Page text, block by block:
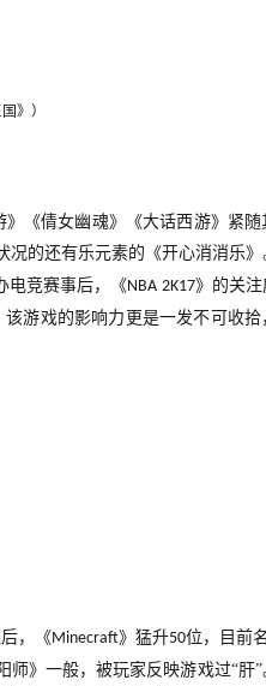
》）
《倩女幽魂》《大话西游》紧
况的还有乐元素的《开心消消乐
电竞赛事后，《NBA 2K17》的关注
该游戏的影响力更是一发不可收拾
，《Minecraft》猛升50位，目前
师》一般，被玩家反映游戏过“肝